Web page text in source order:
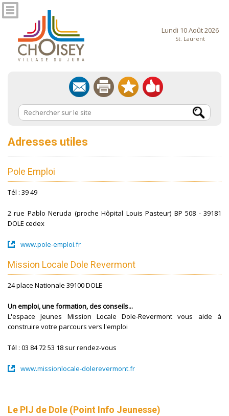
Lundi 10 Août 2026
St. Laurent
Adresses utiles
Pole Emploi
Tél : 39 49
2 rue Pablo Neruda (proche Hôpital Louis Pasteur) BP 508 - 39181
DOLE cedex
www.pole-emploi.fr
Mission Locale Dole Revermont
24 place Nationale 39100 DOLE
Un emploi, une formation, des conseils...
L'espace Jeunes Mission Locale Dole-Revermont vous aide à
construire votre parcours vers l'emploi
Tél : 03 84 72 53 18 sur rendez-vous
www.missionlocale-dolerevermont.fr
Le PIJ de Dole (Point Info Jeunesse)